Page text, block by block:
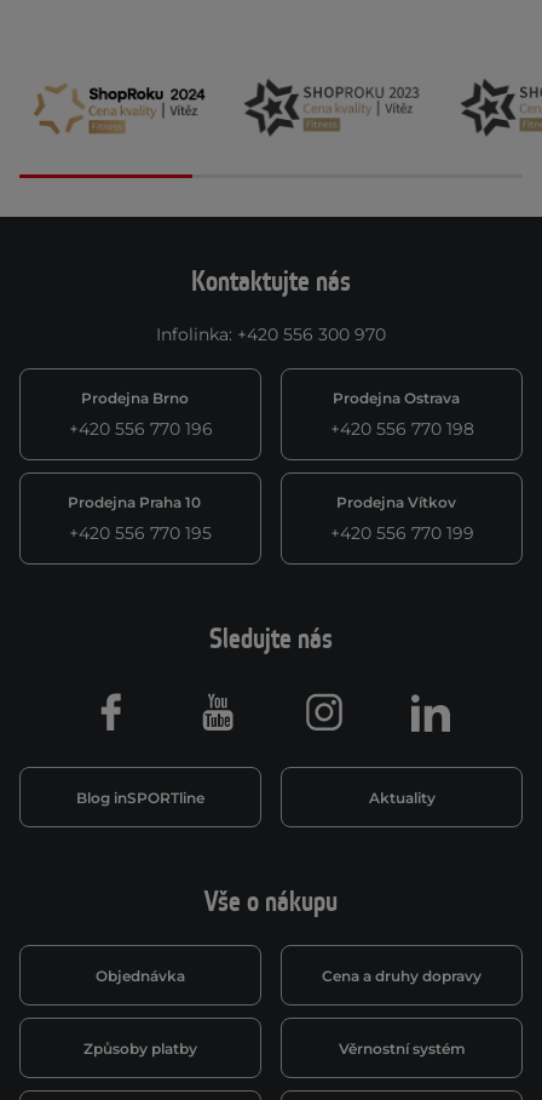
Kontaktujte nás
Infolinka: +420 556 300 970
Prodejna Brno
+420 556 770 196
Prodejna Ostrava
+420 556 770 198
Prodejna Praha 10
+420 556 770 195
Prodejna Vítkov
+420 556 770 199
Vše o nákupu
Objednávka Cena a druhy dopravy
Způsoby platby Věrnostní systém
Sledujte nás
Blog inSPORTline Aktuality
Facebook Youtube Instagram LinkedIn